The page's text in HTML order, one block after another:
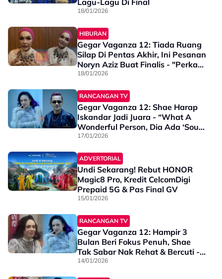
Lagu-Lagu Di Final
18/01/2026
HIBURAN
Gegar Vaganza 12: Tiada Ruang
Silap Di Pentas Akhir, Ini Pesanan
Noryn Aziz Buat Finalis - "Perkara
Lain Boleh Dimaafkan Tapi..."
18/01/2026
RANCANGAN TV
Gegar Vaganza 12: Shae Harap
Iskandar Jadi Juara - “What A
Wonderful Person, Dia Ada ‘Soul’,
Suara Sedap…”
17/01/2026
ADVERTORIAL
Undi Sekarang! Rebut HONOR
Magic8 Pro, Kredit CelcomDigi
Prepaid 5G & Pas Final GV
15/01/2026
RANCANGAN TV
Gegar Vaganza 12: Hampir 3
Bulan Beri Fokus Penuh, Shae
Tak Sabar Nak Rehat & Bercuti -
“Rumah Tanpa Isteri Ibarat Kapal
14/01/2026